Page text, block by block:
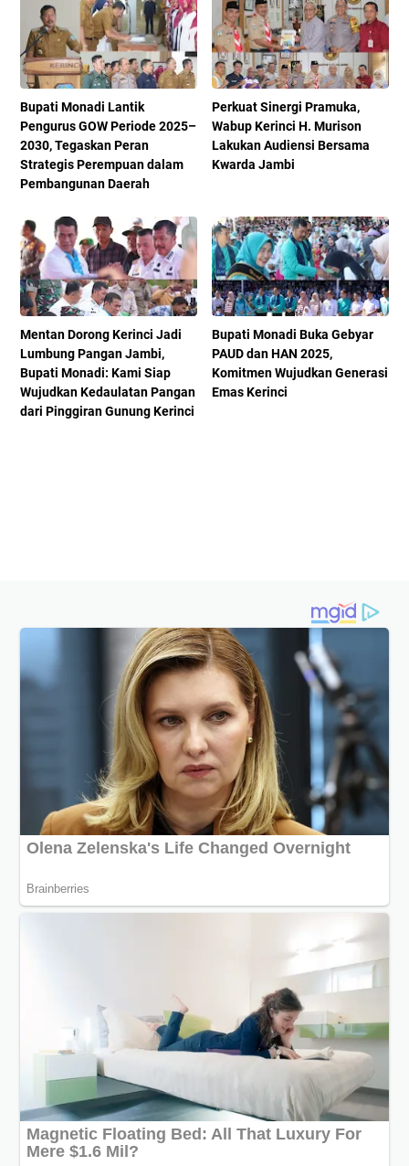
Bupati Monadi Lantik
Pengurus GOW Periode 2025–
2030, Tegaskan Peran
Strategis Perempuan dalam
Pembangunan Daerah
Perkuat Sinergi Pramuka,
Wabup Kerinci H. Murison
Lakukan Audiensi Bersama
Kwarda Jambi
Mentan Dorong Kerinci Jadi
Lumbung Pangan Jambi,
Bupati Monadi: Kami Siap
Wujudkan Kedaulatan Pangan
dari Pinggiran Gunung Kerinci
Bupati Monadi Buka Gebyar
PAUD dan HAN 2025,
Komitmen Wujudkan Generasi
Emas Kerinci